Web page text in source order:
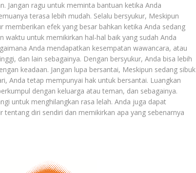
Jangan ragu untuk meminta bantuan ketika Anda
terasa lebih mudah. Selalu bersyukur, Meskipun
memberikan efek yang besar bahkan ketika Anda sedang
waktu untuk memikirkan hal-hal baik yang sudah Anda
Anda mendapatkan kesempatan wawancara, atau
dan lain sebagainya. Dengan bersyukur, Anda bisa lebih
keadaan. Jangan lupa bersantai, Meskipun sedang sibuk
Anda tetap mempunyai hak untuk bersantai. Luangkan
dengan keluarga atau teman, dan sebagainya.
untuk menghilangkan rasa lelah. Anda juga dapat
tentang diri sendiri dan memikirkan apa yang sebenarnya